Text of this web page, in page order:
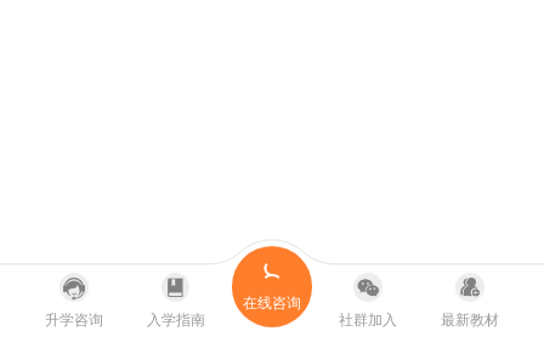
升学咨询 入学指南
在线咨询
社群加入
最新教材